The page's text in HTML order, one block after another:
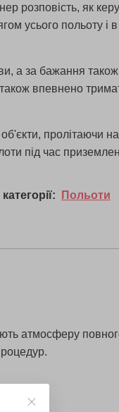
розповість, як
усього польоту і в
а за бажання
також впевнено
об'єкти, пролітаючи
під час
Польоти
атмосферу